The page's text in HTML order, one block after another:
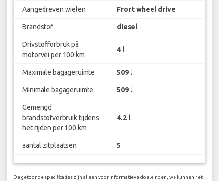
Aangedreven wielen Front wheel drive
Brandstof diesel
Drivstofforbruk på
motorvei per 100 km
4 l
Maximale bagageruimte 509 l
Minimale bagageruimte 509 l
Gemengd
brandstofverbruik tijdens
het rijden per 100 km
4.2 l
aantal zitplaatsen 5
De getoonde specificaties zijn alleen voor informatieve doeleinden, we kunnen het